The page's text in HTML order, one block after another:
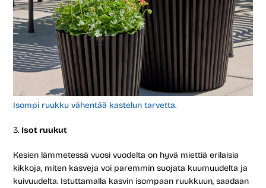
Isompi ruukku vähentää kastelun tarvetta.
Isot ruukut
Kesien lämmetessä vuosi vuodelta on hyvä miettiä erilaisia
kikkoja, miten kasveja voi paremmin suojata kuumuudelta ja
kuivuudelta. Istuttamalla kasvin isompaan ruukkuun, saadaan